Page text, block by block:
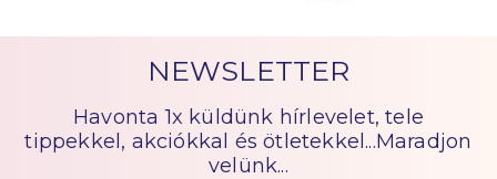
NEWSLETTER
Havonta 1x küldünk hírlevelet, tele
tippekkel, akciókkal és ötletekkel...Maradjon
velünk...